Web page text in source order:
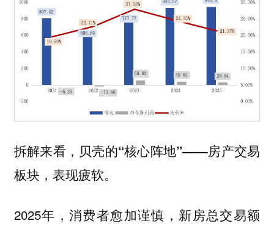
拆解来看， 贝壳的“核心阵地”——房产交易
板块，表现疲软。
2025年，消费者愈加谨慎，新房总交易额